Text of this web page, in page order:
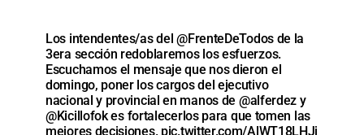
Los intendentes/as del@FrenteDeTodosde la
3era sección redoblaremos los esfuerzos.
Escuchamos el mensaje que nos dieron el
domingo, poner los cargos del ejecutivo
nacional y provincial en manos de @alferdez y
@Kicillofokes fortalecerlos para que tomen las
mejores decisiones. pic.twitter.com/AlWT18LHJj